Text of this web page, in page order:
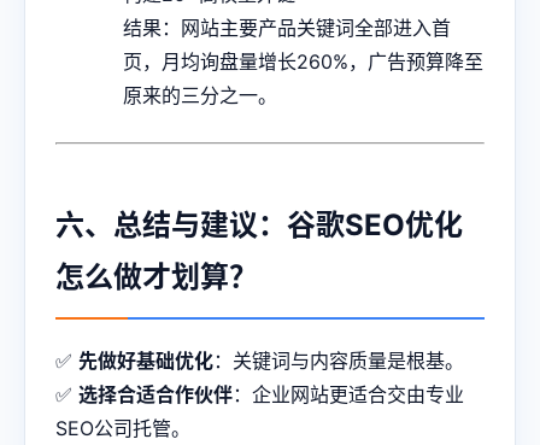
结果：网站主要产品关键词全部进入首
页，月均询盘量增长260%，广告预算降至
原来的三分之一。
六、总结与建议：谷歌SEO优化
怎么做才划算？
✅ 先做好基础优化：关键词与内容质量是根基。
✅ 选择合适合作伙伴：企业网站更适合交由专业
SEO公司托管。